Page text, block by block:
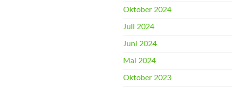
Oktober 2024
Juli 2024
Juni 2024
Mai 2024
Oktober 2023